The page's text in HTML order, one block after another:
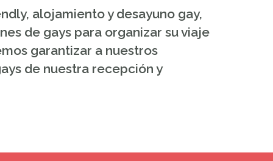
alojamiento y desayuno gay,
de gays para organizar su viaje
garantizar a nuestros
de nuestra recepción y